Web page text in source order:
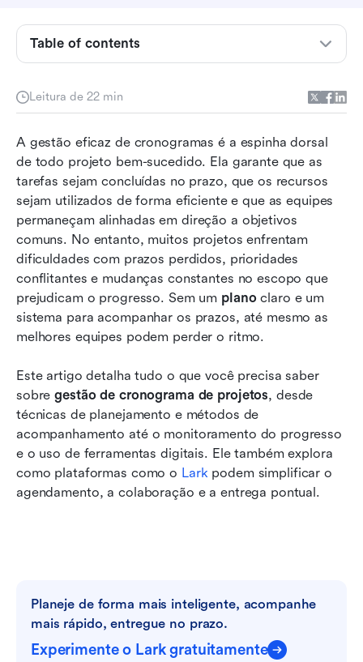
Leitura de 22 min
A gestão eficaz de cronogramas é a espinha dorsal
de todo projeto bem-sucedido. Ela garante que as
tarefas sejam concluídas no prazo, que os recursos
sejam utilizados de forma eficiente e que as equipes
permaneçam alinhadas em direção a objetivos
comuns. No entanto, muitos projetos enfrentam
dificuldades com prazos perdidos, prioridades
conflitantes e mudanças constantes no escopo que
prejudicam o progresso. Sem um plano claro e um
sistema para acompanhar os prazos, até mesmo as
melhores equipes podem perder o ritmo.
Este artigo detalha tudo o que você precisa saber
sobre gestão de cronograma de projetos, desde
técnicas de planejamento e métodos de
acompanhamento até o monitoramento do progresso
e o uso de ferramentas digitais. Ele também explora
como plataformas como o Lark podem simplificar o
agendamento, a colaboração e a entrega pontual.
Planeje de forma mais inteligente, acompanhe
mais rápido, entregue no prazo.
Experimente o Lark gratuitamente
Table of contents
projeto?
de cronogramas
eficaz
Modelos sugeridos para gerenciamento de
agenda no Lark
Dicas e melhores práticas para gerenciamento
de cronogramas
Conclusão
Perguntas frequentes
Leitura relacionada